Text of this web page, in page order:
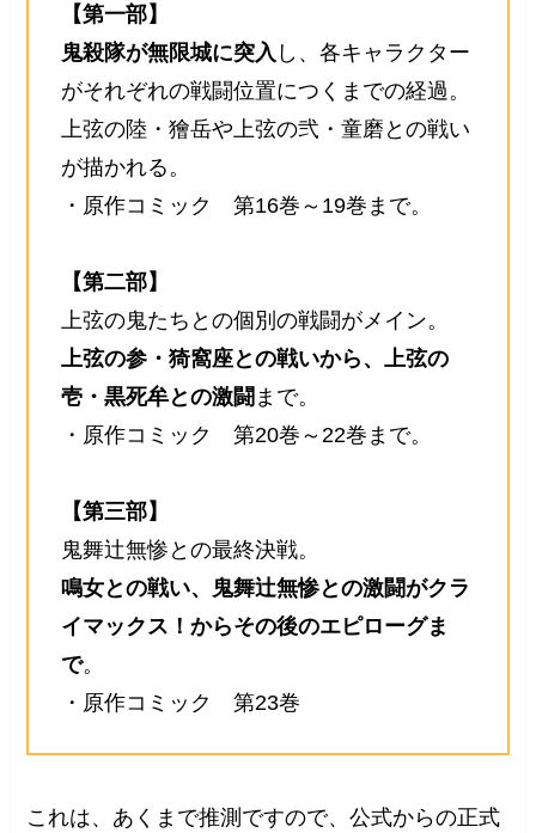
【第一部】
鬼殺隊が無限城に突入 し、各キャラクター
がそれぞれの戦闘位置につくまでの経過。
上弦の陸・獪岳や上弦の弐・童磨との戦い
が描かれる。
・原作コミック 第16巻～19巻まで。
【第二部】
上弦の鬼たちとの個別の戦闘がメイン。
上弦の参・猗窩座との戦いから、上弦の
壱・黒死牟との激闘 まで。
・原作コミック 第20巻～22巻まで。
【第三部】
鬼舞辻無惨との最終決戦。
鳴女との戦い、鬼舞辻無惨との激闘がクラ
イマックス！からその後のエピローグま
で。
・原作コミック 第23巻
これは、あくまで推測ですので、公式からの正式